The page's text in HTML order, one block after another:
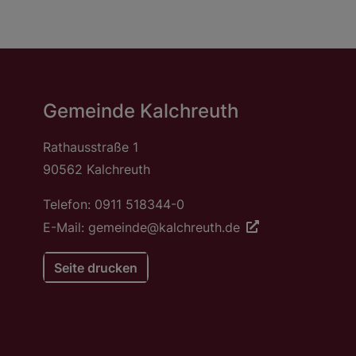
Gemeinde Kalchreuth
Rathausstraße 1
90562 Kalchreuth
Telefon: 0911 518344-0
E-Mail: gemeinde@kalchreuth.de
Seite drucken